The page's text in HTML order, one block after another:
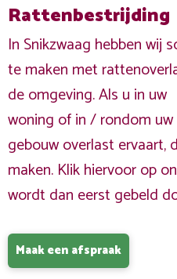
Rattenbestrijding
In Snikzwaag hebben wij
te maken met
de omgeving. Als u in uw
woning of in / rondom uw
gebouw overlast ervaart,
maken. Klik hiervoor op
wordt dan eerst gebeld
Maak een afspraak